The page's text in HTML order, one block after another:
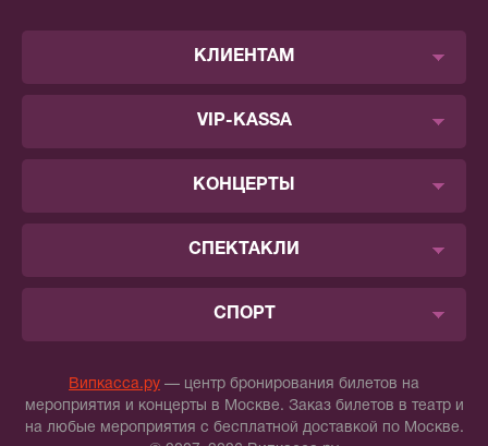
КЛИЕНТАМ
VIP-KASSA
КОНЦЕРТЫ
СПЕКТАКЛИ
СПОРТ
Випкасса.ру — центр бронирования билетов на
мероприятия и концерты в Москве. Заказ билетов в театр и
на любые мероприятия с бесплатной доставкой по Москве.